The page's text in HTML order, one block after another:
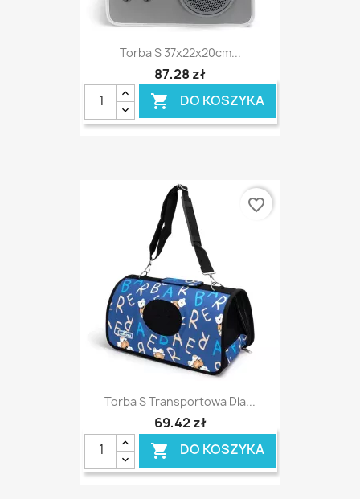
Torba S 37x22x20cm...
87,28 zł
 DO KOSZYKA
Torba S Transportowa Dla...
69,42 zł
 DO KOSZYKA
favorite_border